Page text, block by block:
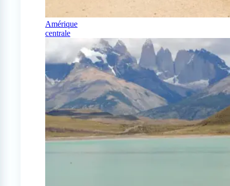
Amérique
centrale